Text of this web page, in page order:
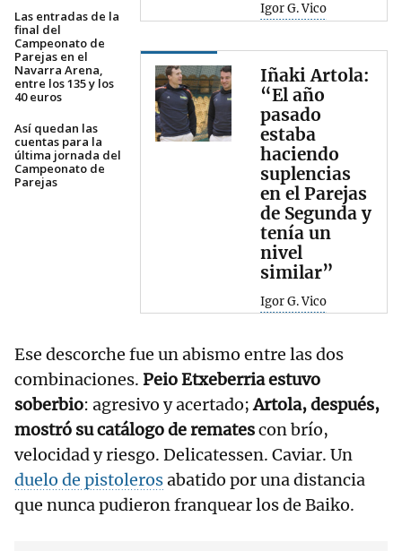
Las entradas de la
final del
Campeonato de
Parejas en el
Navarra Arena,
entre los 135 y los
40 euros
Así quedan las
cuentas para la
última jornada del
Campeonato de
Parejas
Igor G. Vico
Iñaki Artola:
“El año
pasado
estaba
haciendo
suplencias
en el Parejas
de Segunda y
tenía un
nivel
similar”
Igor G. Vico
Ese descorche fue un abismo entre las dos
combinaciones. Peio Etxeberria estuvo
soberbio: agresivo y acertado;Artola, después,
mostró su catálogo de rematescon brío,
velocidad y riesgo. Delicatessen. Caviar. Un
duelo de pistolerosabatido por una distancia
que nunca pudieron franquear los de Baiko.